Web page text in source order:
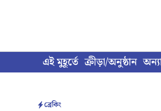
এই মুহূর্তে ক্রীড়া/অনুষ্ঠান
ব্রেকিং